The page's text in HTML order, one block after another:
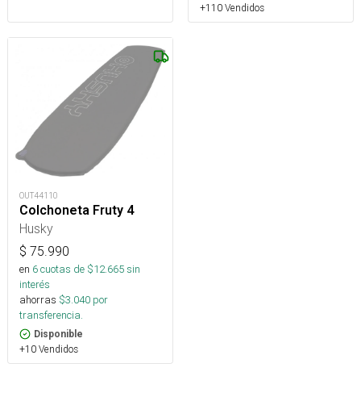
+110 Vendidos
OUT44110
Colchoneta Fruty 4
Husky
$ 75.990
en 6cuotas de $12.665sin
interés
ahorras $3.040 por
transferencia.
Disponible
+10 Vendidos